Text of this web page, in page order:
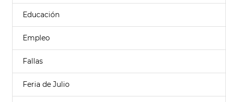
Educación
Empleo
Fallas
Feria de Julio